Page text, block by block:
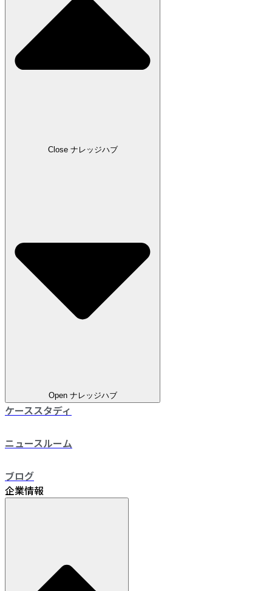
Close ナレッジハブ
Open ナレッジハブ
ケーススタディ
ニュースルーム
ブログ
企業情報